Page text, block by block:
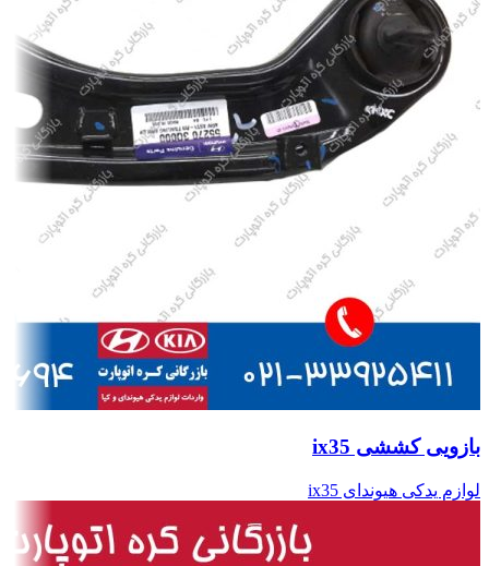
بازویی کششی ix35
لوازم یدکی هیوندای ix35